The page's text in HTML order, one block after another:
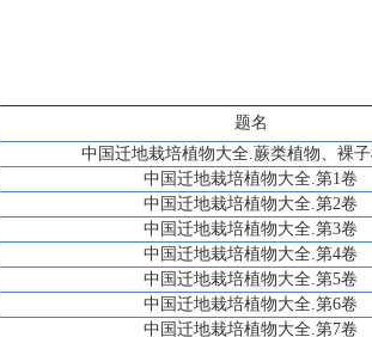
题名
中国迁地栽培植物大全.蕨类植物、裸
中国迁地栽培植物大全.第1卷
中国迁地栽培植物大全.第2卷
中国迁地栽培植物大全.第3卷
中国迁地栽培植物大全.第4卷
中国迁地栽培植物大全.第5卷
中国迁地栽培植物大全.第6卷
中国迁地栽培植物大全.第7卷